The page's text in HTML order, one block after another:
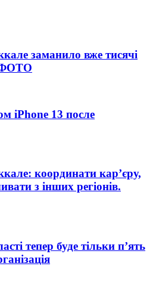
заманило вже тисячі
ФОТО
iPhone 13 после
координати кар’єру,
з інших регіонів.
тепер буде тільки п’ять